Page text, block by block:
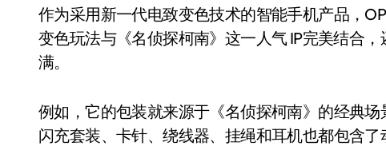
作为采用新一代电致变色技术的智能手机产品，
变色玩法与《名侦探柯南》这一人气 IP完美结合
满。
例如，它的包装就来源于《名侦探柯南》的经典场
闪充套装、卡针、绕线器、挂绳和耳机也都包含了